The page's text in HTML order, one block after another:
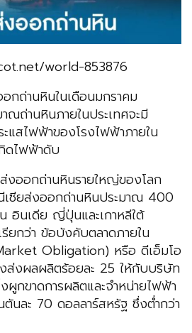
world-853876
กถ่านหินในเดือนมกราคม
ณถ่านหินภายในประเทศจะมี
แสไฟฟ้าของโรงไฟฟ้าภายใน
ดไฟฟ้าดับ
งออกถ่านหินรายใหญ่ของโลก
ซียส่งออกถ่านหินประมาณ 400
อินเดีย ญี่ปุ่นและเกาหลีใต้
ยกว่า ข้อบังคับตลาดภายใน
Obligation) หรือ ดีเอ็มโอ
ส่งผลผลิตร้อยละ 25 ให้กับบริษัท
กขาดการผลิตและจำหน่ายไฟฟ้า
นตันละ 70 ดอลลาร์สหรัฐ ซึ่งต่ำกว่า